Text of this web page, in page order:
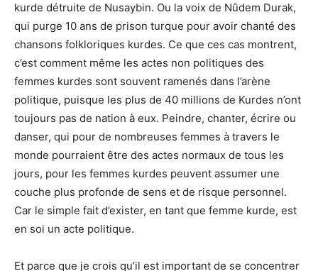
kurde détruite de Nusaybin. Ou la voix de Nûdem Durak,
qui purge 10 ans de prison turque pour avoir chanté des
chansons folkloriques kurdes. Ce que ces cas montrent,
c’est comment même les actes non politiques des
femmes kurdes sont souvent ramenés dans l’arène
politique, puisque les plus de 40 millions de Kurdes n’ont
toujours pas de nation à eux. Peindre, chanter, écrire ou
danser, qui pour de nombreuses femmes à travers le
monde pourraient être des actes normaux de tous les
jours, pour les femmes kurdes peuvent assumer une
couche plus profonde de sens et de risque personnel.
Car le simple fait d’exister, en tant que femme kurde, est
en soi un acte politique.
Et parce que je crois qu’il est important de se concentrer